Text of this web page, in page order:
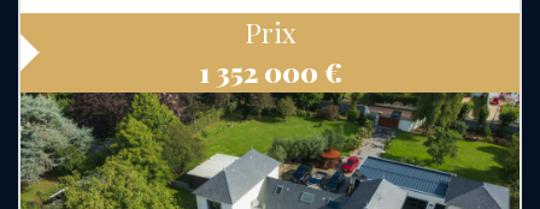
Prix
1 352 000 €